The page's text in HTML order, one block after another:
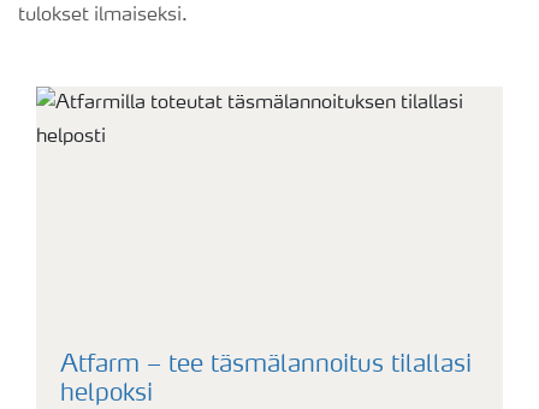
tulokset ilmaiseksi.
Atfarm – tee täsmälannoitus tilallasi
helpoksi